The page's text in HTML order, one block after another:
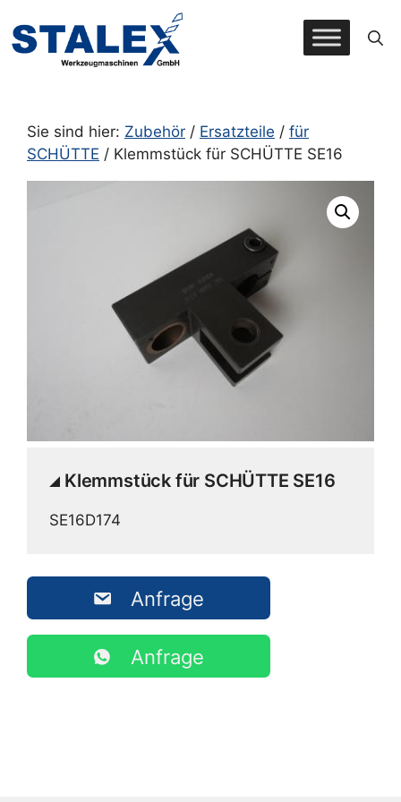
Inhalt
springen
Sie sind hier: Zubehör / Ersatzteile / für
SCHÜTTE / Klemmstück für SCHÜTTE SE16
Klemmstück für SCHÜTTE SE16
SE16D174
Anfrage
Anfrage